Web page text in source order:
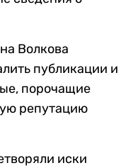
Волкова
публикации и
порочащие
репутацию
иски